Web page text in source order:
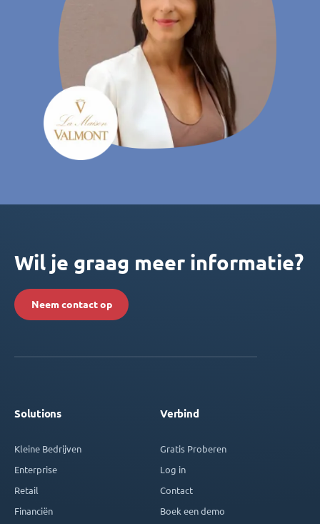
Wil je graag meer informatie?
Neem contact op
Solutions
Kleine Bedrijven
Enterprise
Retail
Financiën
Verbind
Gratis Proberen
Log in
Contact
Boek een demo